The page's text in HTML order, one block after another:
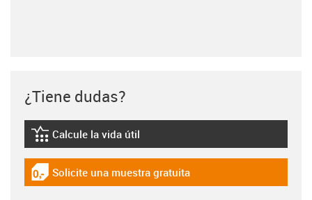
¿Tiene dudas?
igus-icon-lebensdauerrechner
Calcule la vida útil
igus-icon-gratismuster
Solicite una muestra gratuita